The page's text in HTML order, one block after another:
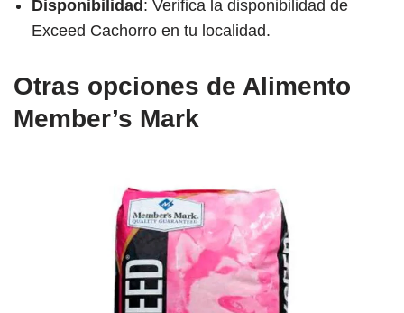
Disponibilidad: Verifica la disponibilidad de
Exceed Cachorro en tu localidad.
Otras opciones de Alimento
Member’s Mark